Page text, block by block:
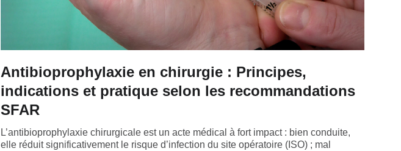
Antibioprophylaxie en chirurgie : Principes,
indications et pratique selon les recommandations
SFAR
L’antibioprophylaxie chirurgicale est un acte médical à fort impact : bien conduite,
elle réduit significativement le risque d’infection du site opératoire (ISO) ; mal